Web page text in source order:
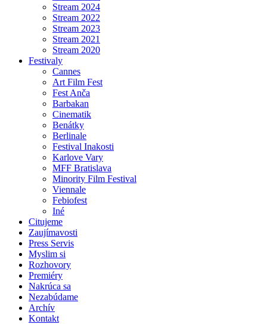
Stream 2024
Stream 2022
Stream 2023
Stream 2021
Stream 2020
Festivaly
Cannes
Art Film Fest
Fest Anča
Barbakan
Cinematik
Benátky
Berlinale
Festival Inakosti
Karlove Vary
MFF Bratislava
Minority Film Festival
Viennale
Febiofest
Iné
Citujeme
Zaujímavosti
Press Servis
Myslim si
Rozhovory
Premiéry
Nakrúca sa
Nezabúdame
Archív
Kontakt